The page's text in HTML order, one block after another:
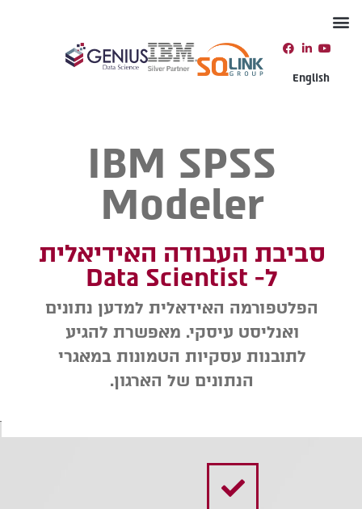
English
IBM SPSS
Modeler
סביבת העבודה האידיאלית
ל- Data Scientist
הפלטפורמה האידאלית למדען נתונים
ואנליסט עיסקי. מאפשרת להגיע
לתובנות עסקיות הטמונות במאגרי
הנתונים של הארגון.